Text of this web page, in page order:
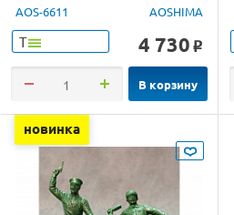
AOS-6611 AOSHIMA
Т 4 730 o
В корзину
новинка